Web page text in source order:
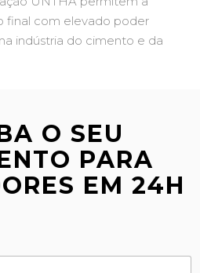
final com elevado poder
indústria do cimento e da
O SEU
PARA
EM 24H